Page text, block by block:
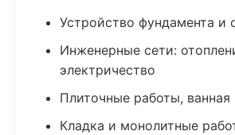
Устройство фундамента и
Инженерные сети:
электричество
Плиточные работы,
Кладка и монолитные